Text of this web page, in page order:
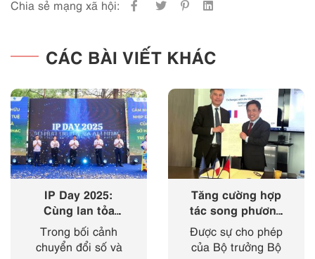
Chia sẻ mạng xã hội:
CÁC BÀI VIẾT KHÁC
IP Day 2025:
Cùng lan tỏa
‘nhịp điệu’ của
sở hữu trí tuệ
trong kỷ nguyên
Trong bối cảnh
chuyển đổi số và
Tăng cường hợp
tác song phương
giữa Cục Sở hữu
trí tuệ với Viện
Sở hữu công
Được sự cho phép
của Bộ trưởng Bộ